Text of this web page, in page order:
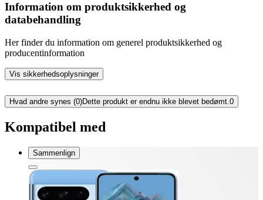
Information om produktsikkerhed og
databehandling
Her finder du information om generel produktsikkerhed og
producentinformation
Vis sikkerhedsoplysninger
Hvad andre synes (0)Dette produkt er endnu ikke blevet bedømt. 0
Kompatibel med
Sammenlign